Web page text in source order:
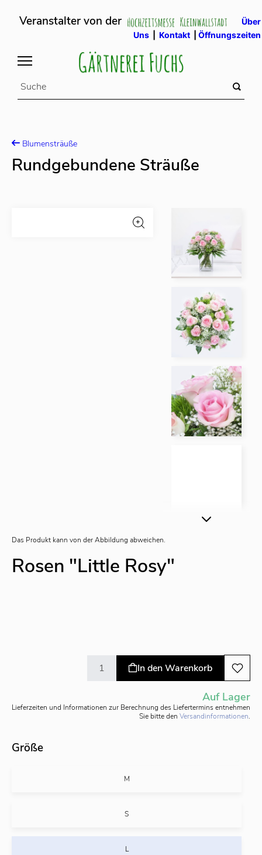
Veranstalter von der
Über
Uns| Kontakt| Öffnungszeiten
Blumensträuße
Rundgebundene Sträuße
Das Produkt kann von der Abbildung abweichen.
Rosen "Little Rosy"
In den Warenkorb
Auf Lager
Lieferzeiten und Informationen zur Berechnung des Liefertermins entnehmen
Sie bitte den Versandinformationen.
Größe
M
S
L